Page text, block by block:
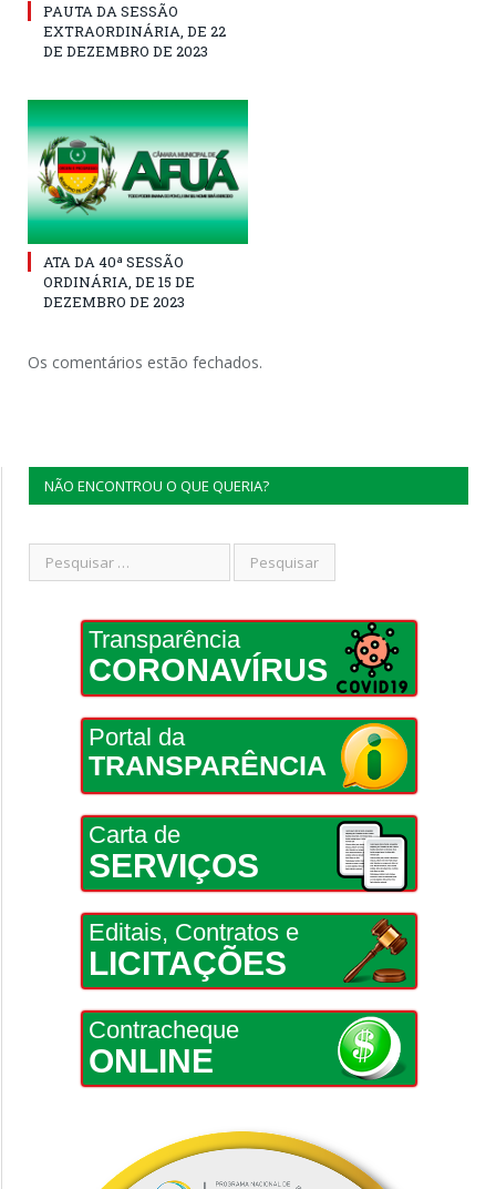
PAUTA DA SESSÃO
EXTRAORDINÁRIA, DE 22
DE DEZEMBRO DE 2023
ATA DA 40ª SESSÃO
ORDINÁRIA, DE 15 DE
DEZEMBRO DE 2023
Os comentários estão fechados.
NÃO ENCONTROU O QUE QUERIA?
Transparência
CORONAVÍRUS
Portal da
TRANSPARÊNCIA
Carta de
SERVIÇOS
Editais, Contratos e
LICITAÇÕES
Contracheque
ONLINE